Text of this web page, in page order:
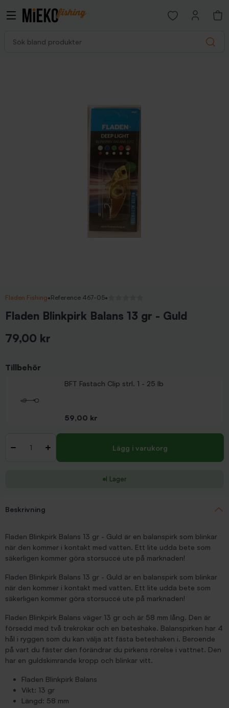
Search
Open favorites
Fladen Fishing•Reference 467-05•
Fladen Blinkpirk Balans 13 gr - Guld
79,00 kr
Tillbehör
BFT Fastach Clip strl. 1 - 25 lb
Pris
59,00 kr
- + Lägg i varukorg
I Lager
Beskrivning
Fladen Blinkpirk Balans 13 gr - Guld är en balanspirk som blinkar
när den kommer i kontakt med vatten. Ett lite udda bete som
säkerligen kommer göra storsuccé ute på marknaden!
Fladen Blinkpirk Balans 13 gr - Guld är en balanspirk som blinkar
när den kommer i kontakt med vatten. Ett lite udda bete som
säkerligen kommer göra storsuccé ute på marknaden!
Fladen Blinkpirk Balans väger 13 gr och är 58 mm lång. Den är
försedd med två trekrokar och en beteshake. Balanspirken har 4
hål i ryggen som du kan välja att fästa beteshaken i. Beroende
på vart du fäster den förändrar du pirkens rörelse i vattnet. Den
har en guldskimrande kropp och blinkar vitt.
Fladen Blinkpirk Balans
Vikt: 13 gr
Längd: 58 mm